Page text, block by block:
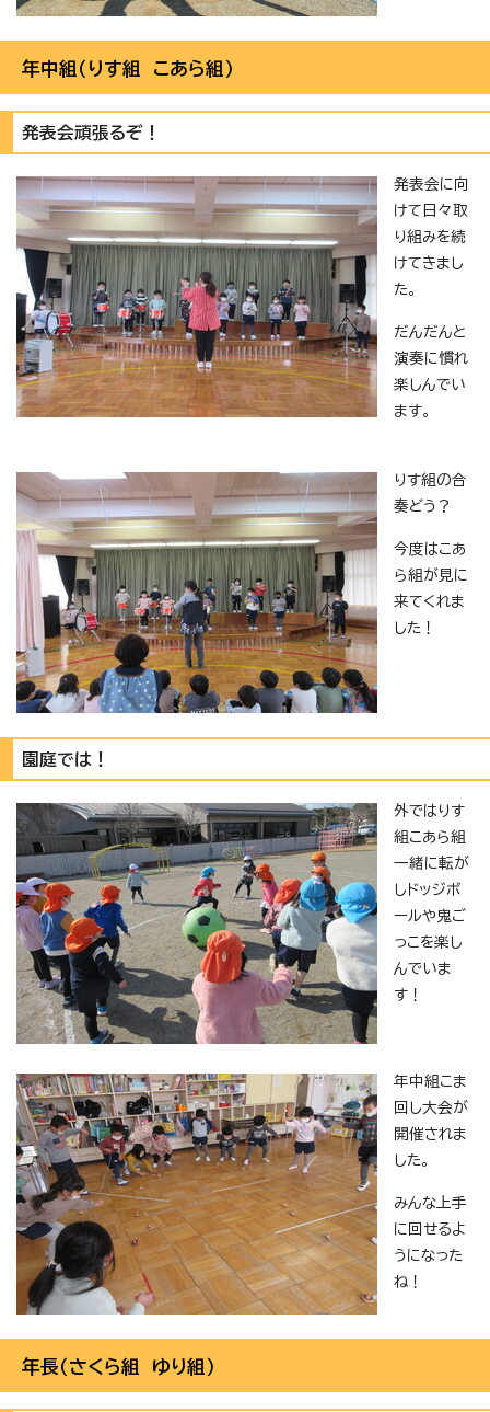
年中組（りす組 こあら組）
発表会頑張るぞ！
発表会に向
けて日々取
り組みを続
けてきまし
た。
だんだんと
演奏に慣れ
楽しんでい
ます。
りす組の合
奏どう？
今度はこあ
ら組が見に
来てくれま
した！
園庭では！
外ではりす
組こあら組
一緒に転が
しドッジボ
ールや鬼ご
っこを楽し
んでいま
す！
年中組こま
回し大会が
開催されま
した。
みんな上手
に回せるよ
うになった
ね！
年長（さくら組 ゆり組）